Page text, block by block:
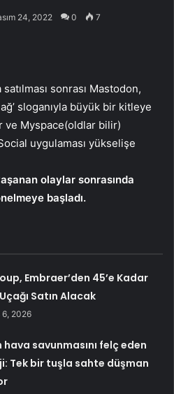
24, 2022 0 7
sonrası Mastodon,
sloganıyla büyük bir kitleye
ve Myspace(oldlar bilir)
uygulaması yükselişe
olaylar sonrasında
başladı.
Embraer’den 45’e Kadar
Satın Alacak
6, 2026
hava savunmasını felç eden
Tek bir tuşla sahte düşman